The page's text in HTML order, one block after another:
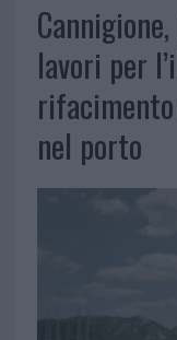
lavori per
nel porto